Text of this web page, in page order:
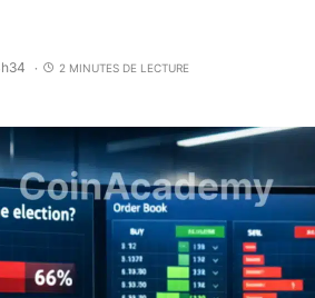
2 MINUTES DE LECTURE